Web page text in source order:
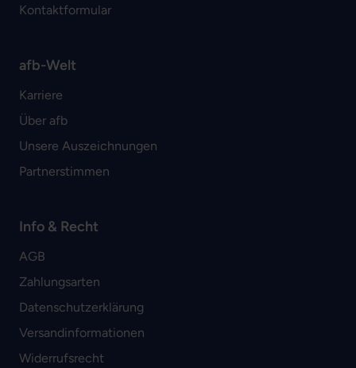
Kontaktformular
afb-Welt
Karriere
Über afb
Unsere Auszeichnungen
Partnerstimmen
Info & Recht
AGB
Zahlungsarten
Datenschutzerklärung
Versandinformationen
Widerrufsrecht